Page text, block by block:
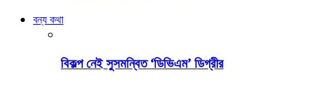
বন্য কথা
বিকল্প নেই সুসমন্বিত ‘ডিভিএম’ ডিগ্রীর